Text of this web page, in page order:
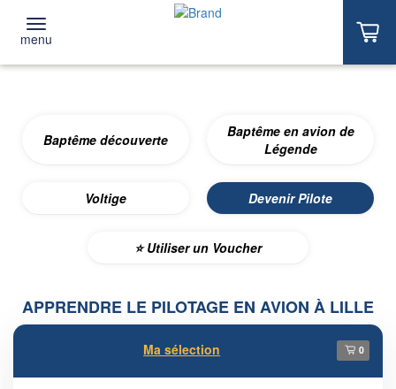
menu
Baptême découverte
Baptême en avion de
Légende
Voltige Devenir Pilote
⭐️ Utiliser un Voucher
APPRENDRE LE PILOTAGE EN AVION À LILLE
Ma sélection 0